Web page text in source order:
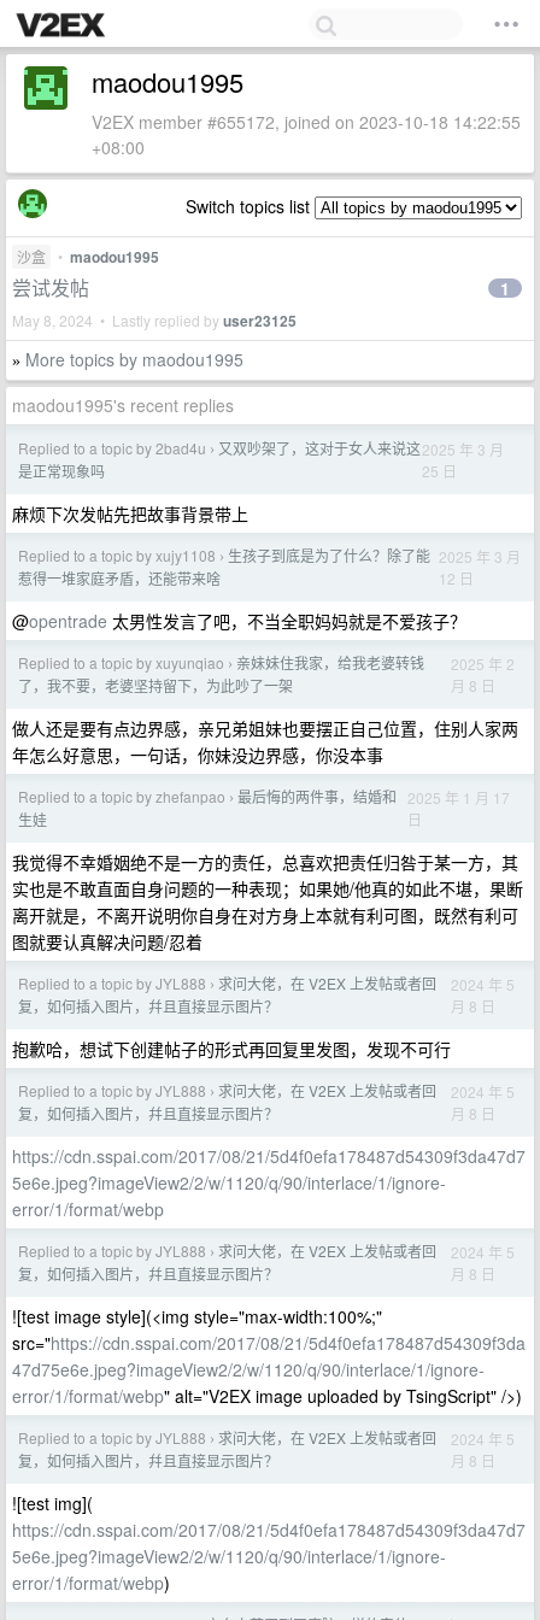
maodou1995
V2EX member #655172, joined on 2023-10-18 14:22:55
+08:00
Switch topics list
沙盒 • maodou1995
尝试发帖
May 8, 2024 • Lastly replied byuser23125
1
» More topics by maodou1995
maodou1995's recent replies
Replied to a topic by 2bad4u › 又双吵架了，这对于女人来说这
是正常现象吗
2025 年 3 月
25 日
麻烦下次发帖先把故事背景带上
Replied to a topic by xujy1108 › 生孩子到底是为了什么？除了能
惹得一堆家庭矛盾，还能带来啥
2025 年 3 月
12 日
@opentrade 太男性发言了吧，不当全职妈妈就是不爱孩子？
Replied to a topic by xuyunqiao › 亲妹妹住我家，给我老婆转钱
了，我不要，老婆坚持留下，为此吵了一架
2025 年 2
月 8 日
做人还是要有点边界感，亲兄弟姐妹也要摆正自己位置，住别人家两
年怎么好意思，一句话，你妹没边界感，你没本事
Replied to a topic by zhefanpao › 最后悔的两件事，结婚和
生娃
2025 年 1 月 17
日
我觉得不幸婚姻绝不是一方的责任，总喜欢把责任归咎于某一方，其
实也是不敢直面自身问题的一种表现；如果她/他真的如此不堪，果断
离开就是，不离开说明你自身在对方身上本就有利可图，既然有利可
图就要认真解决问题/忍着
Replied to a topic by JYL888 › 求问大佬，在 V2EX 上发帖或者回
复，如何插入图片，幷且直接显示图片？
2024 年 5
月 8 日
抱歉哈，想试下创建帖子的形式再回复里发图，发现不可行
Replied to a topic by JYL888 › 求问大佬，在 V2EX 上发帖或者回
复，如何插入图片，幷且直接显示图片？
2024 年 5
月 8 日
https://cdn.sspai.com/2017/08/21/5d4f0efa178487d54309f3da47d7
5e6e.jpeg?imageView2/2/w/1120/q/90/interlace/1/ignore-
error/1/format/webp
Replied to a topic by JYL888 › 求问大佬，在 V2EX 上发帖或者回
复，如何插入图片，幷且直接显示图片？
2024 年 5
月 8 日
![test image style](<img style="max-width:100%;"
src="https://cdn.sspai.com/2017/08/21/5d4f0efa178487d54309f3da
47d75e6e.jpeg?imageView2/2/w/1120/q/90/interlace/1/ignore-
error/1/format/webp" alt="V2EX image uploaded by TsingScript" />)
Replied to a topic by JYL888 › 求问大佬，在 V2EX 上发帖或者回
复，如何插入图片，幷且直接显示图片？
2024 年 5
月 8 日
![test img](
https://cdn.sspai.com/2017/08/21/5d4f0efa178487d54309f3da47d7
5e6e.jpeg?imageView2/2/w/1120/q/90/interlace/1/ignore-
error/1/format/webp)